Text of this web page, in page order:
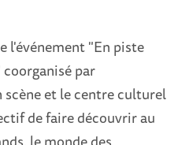
l'événement "En piste
par
et le centre culturel
de faire découvrir au